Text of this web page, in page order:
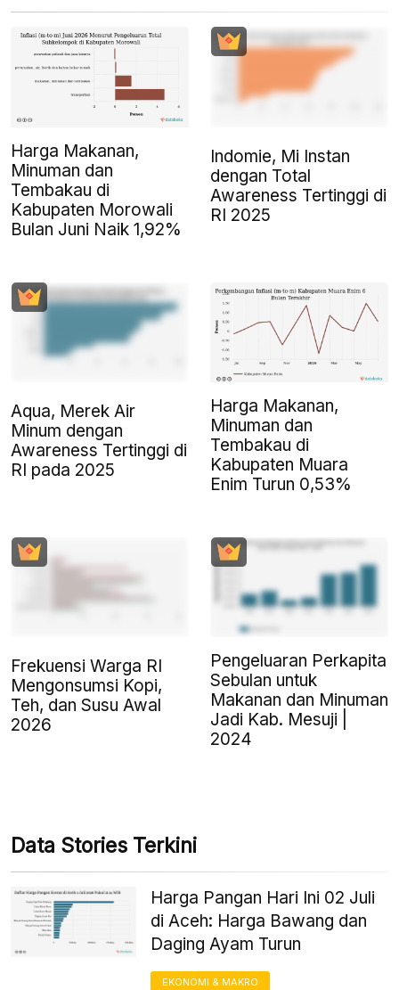
Harga Makanan,
Minuman dan
Tembakau di
Kabupaten Morowali
Bulan Juni Naik 1,92%
Indomie, Mi Instan
dengan Total
Awareness Tertinggi di
RI 2025
Aqua, Merek Air
Minum dengan
Awareness Tertinggi di
RI pada 2025
Harga Makanan,
Minuman dan
Tembakau di
Kabupaten Muara
Enim Turun 0,53%
Frekuensi Warga RI
Mengonsumsi Kopi,
Teh, dan Susu Awal
2026
Pengeluaran Perkapita
Sebulan untuk
Makanan dan Minuman
Jadi Kab. Mesuji |
2024
Data Stories Terkini
Harga Pangan Hari Ini 02 Juli
di Aceh: Harga Bawang dan
Daging Ayam Turun
EKONOMI & MAKRO